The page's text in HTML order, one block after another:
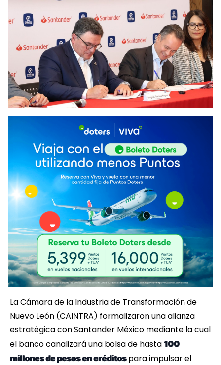
La Cámara de la Industria de Transformación de
Nuevo León (CAINTRA) formalizaron una alianza
estratégica con Santander México mediante la cual
el banco canalizará una bolsa de hasta 100
millones de pesos en créditospara impulsar el